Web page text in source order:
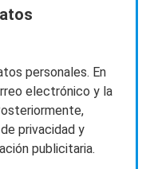
personales. En
electrónico y la
privacidad y
publicitaria.